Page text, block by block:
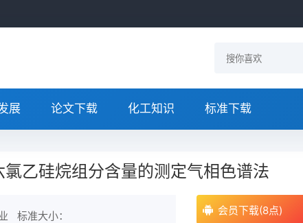
展 论文下载 化工知识 标准下载
乙硅烷组分含量的测定气相色谱法
标准大小： 会员下载(8点)